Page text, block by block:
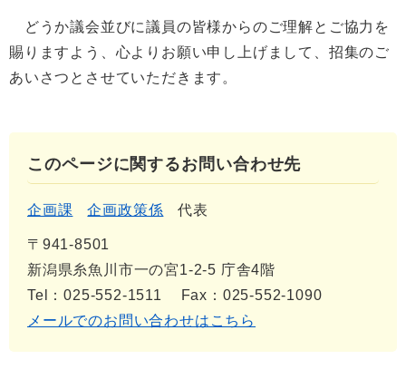
どうか議会並びに議員の皆様からのご理解とご協力を
賜りますよう、心よりお願い申し上げまして、招集のご
あいさつとさせていただきます。
このページに関するお問い合わせ先
企画課 企画政策係 代表
〒941-8501
新潟県糸魚川市一の宮1-2-5 庁舎4階
Tel：025-552-1511
Fax：025-552-1090
メールでのお問い合わせはこちら